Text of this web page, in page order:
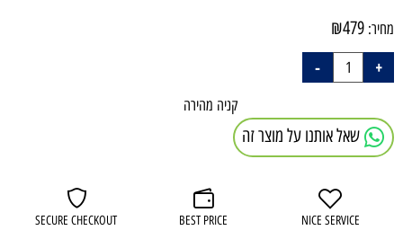
מחיר: ₪479
קניה מהירה
שאל אותנו על מוצר זה
NICE SERVICE
BEST PRICE
SECURE CHECKOUT